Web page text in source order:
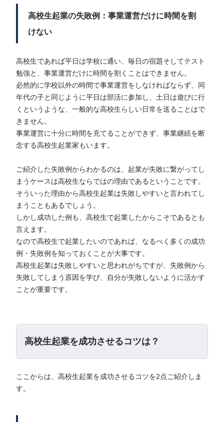
高校生起業の失敗例：事業運営だけに時間を割
けない
高校生であれば平日は学校に通い、毎日の宿題そしてテスト
勉強と、事業運営だけに時間を割くことはできません。
必然的に学校以外の時間で事業運営をしなければならず、同
年代の子と同じように平日は部活に参加し、土日は遊びに行
くというような、一般的な高校生らしい日常を送ることはで
きません。
事業運営に十分に時間を充てることができず、事業継続を断
念する高校生起業家もいます。
ご紹介した失敗例からわかるのは、起業が失敗に繋がってし
まうケースは高校生ならではの理由であるということです。
そういった理由から高校生起業は失敗しやすいと言われてし
まうこともあるでしょう。
しかし成功した例も、高校生で起業したからこそであるとも
言えます。
なので高校生で起業したいのであれば、なるべく多くの成功
例・失敗例を知っておくことが大事です。
高校生起業は失敗しやすいと思われがちですが、失敗例から
失敗してしまう原因を学び、自分が失敗しないように活かす
ことが重要です。
高校生起業を成功させるコツは？
ここからは、高校生起業を成功させるコツを2点ご紹介しま
す。